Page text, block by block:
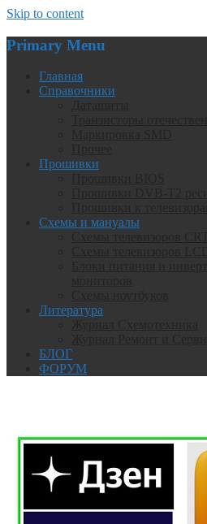
Skip to content
Primary Menu
Главная
Справочники
Прошивки
Схемы и мануалы
Литература
БЛОГ
ФОРУМ